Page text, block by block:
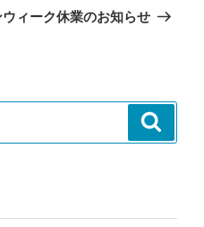
ウィーク休業のお知らせ